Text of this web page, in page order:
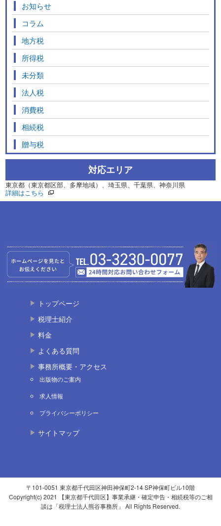
お知らせ
コラム
地方税
所得税
未分類
法人税
消費税
相続税
贈与税
対応エリア
東京都（東京都区部、多摩地域）、埼玉県、千葉県、神奈川県
詳細はこちら
トップページ
税理士紹介
料金
よくある質問
事務所概要・アクセス
出版物のご案内
求人情報
プライバシーポリシー
サイトマップ
〒101-0051 東京都千代田区神田神保町2-14 SP神保町ビル10階
Copyright(c) 2021 【東京都千代田区】事業承継・確定申告・相続税等のご相
談は「税理士法人熊谷事務所」 All Rights Reserved.